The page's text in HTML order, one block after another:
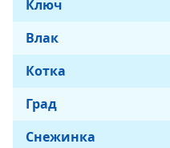
Ключ
Влак
Котка
Град
Снежинка